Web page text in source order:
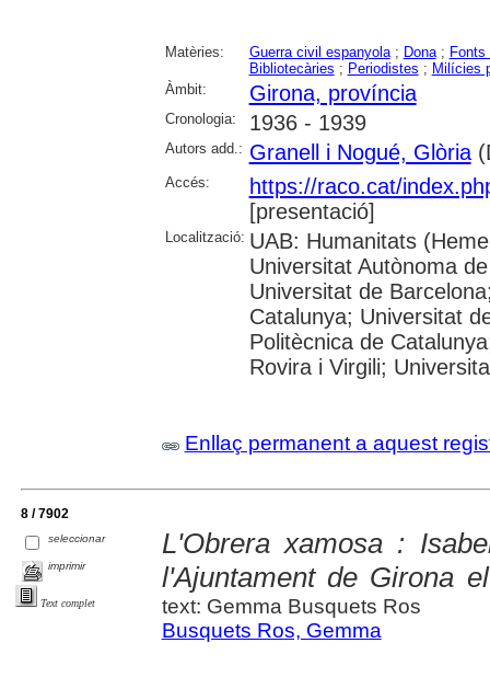
Matèries: Guerra civil espanyola; Dona; Fonts
Bibliotecàries ; Periodistes ; Milícies
Àmbit:
Girona, província
Cronologia: 1936 - 1939
Autors add.: Granell i Nogué, Glòria
Accés:
https://raco.cat/
[presentació]
Localització: UAB: Humanitats
Universitat Autònoma
Universitat de
Catalunya; Universitat
Politècnica de
Rovira i Virgili;
Enllaç permanent a aquest
8 / 7902
seleccionar
imprimir
Text complet
L'Obrera xamosa :
l'Ajuntament de Girona
text: Gemma Busquets Ros
Busquets Ros, Gemma